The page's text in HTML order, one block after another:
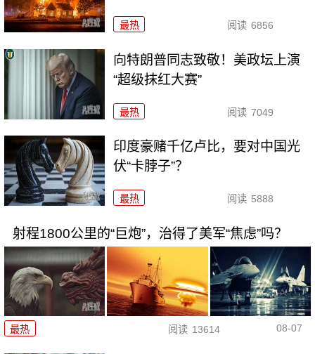
最热 阅读 6856
向特朗普同志致敬！美政坛上演
“超级抹红大赛”
最热 阅读 7049
印度豪赌千亿卢比，要对中国光
伏“卡脖子”？
最热 阅读 5888
射程1800公里的“巨炮”，治得了美军“焦虑”吗？
最热 阅读 13614 08-07